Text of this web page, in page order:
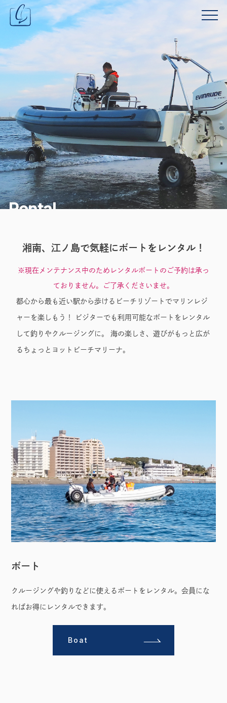
Rental
湘南、江ノ島で気軽にボートをレンタル！
※現在メンテナンス中のためレンタルボートのご予約は承っ
ておりません。ご了承くださいませ。
都心から最も近い駅から歩けるビーチリゾートでマリンレジ
ャーを楽しもう！ ビジターでも利用可能なボートをレンタル
して釣りやクルージングに。 海の楽しさ、遊びがもっと広が
るちょっとヨットビーチマリーナ。
ボート
クルージングや釣りなどに使えるボートをレンタル。会員にな
ればお得にレンタルできます。
Boat